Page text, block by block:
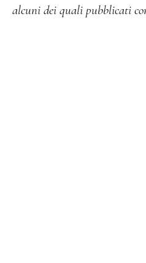
alcuni dei quali pubblicati